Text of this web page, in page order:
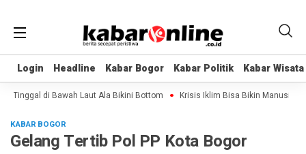
Login Headline Kabar Bogor Kabar Politik Kabar Wisata
Login Headline Kabar Bogor Kabar Politik Kabar Wisata
di Bawah Laut Ala Bikini Bottom Krisis Iklim Bisa Bikin Manusia
KABAR BOGOR
Gelang Tertib Pol PP Kota Bogor